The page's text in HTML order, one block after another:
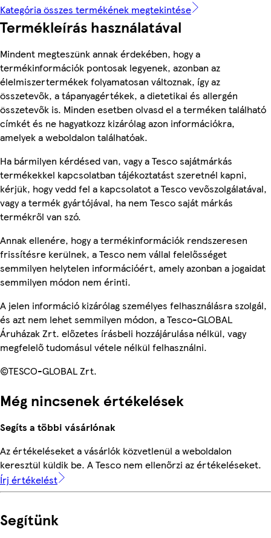
Kategória összes termékének megtekintése
Termékleírás használatával
Mindent megteszünk annak érdekében, hogy a
termékinformációk pontosak legyenek, azonban az
élelmiszertermékek folyamatosan változnak, így az
összetevők, a tápanyagértékek, a dietetikai és allergén
összetevők is. Minden esetben olvasd el a terméken található
címkét és ne hagyatkozz kizárólag azon információkra,
amelyek a weboldalon találhatóak.
Ha bármilyen kérdésed van, vagy a Tesco sajátmárkás
termékekkel kapcsolatban tájékoztatást szeretnél kapni,
kérjük, hogy vedd fel a kapcsolatot a Tesco vevőszolgálatával,
vagy a termék gyártójával, ha nem Tesco saját márkás
termékről van szó.
Annak ellenére, hogy a termékinformációk rendszeresen
frissítésre kerülnek, a Tesco nem vállal felelősséget
semmilyen helytelen információért, amely azonban a jogaidat
semmilyen módon nem érinti.
A jelen információ kizárólag személyes felhasználásra szolgál,
és azt nem lehet semmilyen módon, a Tesco-GLOBAL
Áruházak Zrt. előzetes írásbeli hozzájárulása nélkül, vagy
megfelelő tudomásul vétele nélkül felhasználni.
©TESCO-GLOBAL Zrt.
Még nincsenek értékelések
Segíts a többi vásárlónak
Az értékeléseket a vásárlók közvetlenül a weboldalon
keresztül küldik be. A Tesco nem ellenőrzi az értékeléseket.
Írj értékelést
Segítünk